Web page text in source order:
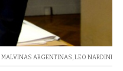
MALVINAS ARGENTINAS,LEO NARDINI